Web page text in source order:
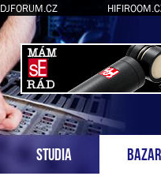
DJFORUM.CZ
STUDIA BAZAR